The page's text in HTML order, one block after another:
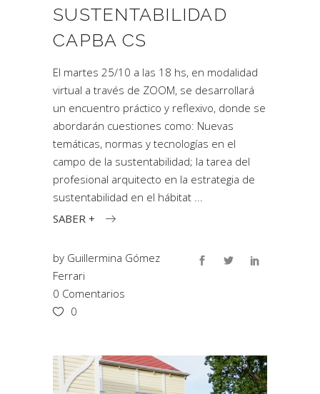
SUSTENTABILIDAD
CAPBA CS
El martes 25/10 a las 18 hs, en modalidad
virtual a través de ZOOM, se desarrollará
un encuentro práctico y reflexivo, donde se
abordarán cuestiones como: Nuevas
temáticas, normas y tecnologías en el
campo de la sustentabilidad; la tarea del
profesional arquitecto en la estrategia de
sustentabilidad en el hábitat
SABER +
by Guillermina Gómez
Ferrari
0 Comentarios
0